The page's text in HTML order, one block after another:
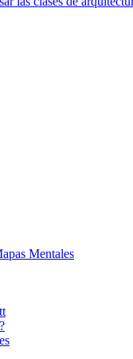
Mentales